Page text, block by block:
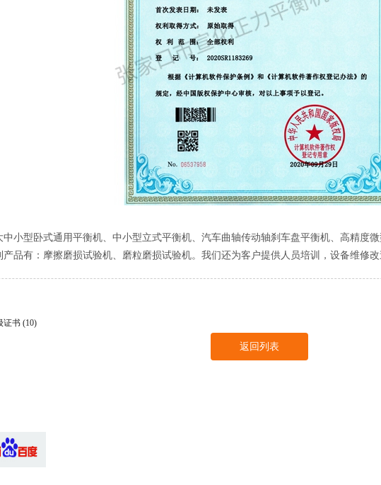
型卧式通用平衡机、中小型立式平衡机、汽车曲轴传动轴刹车盘平衡机、高精度
品有：摩擦磨损试验机、磨粒磨损试验机。我们还为客户提供人员培训，设备维修改
证书 (10)
返回列表